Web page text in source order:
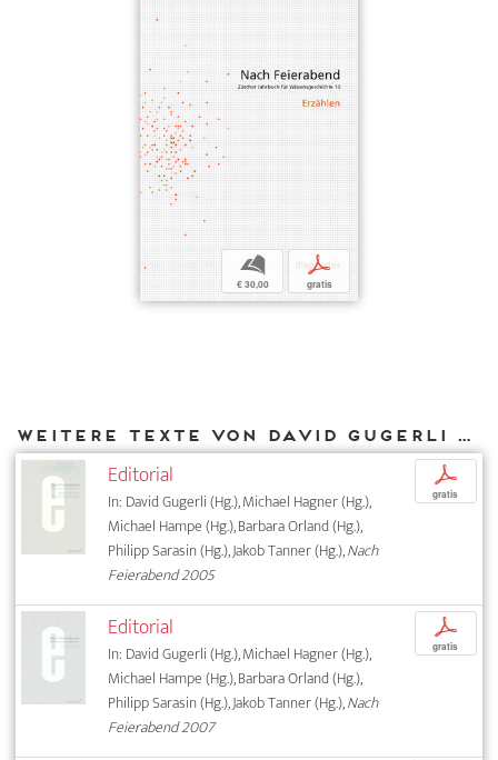
b
€ 30,00
p
gratis
Weitere Texte von David Gugerli bei DIAPHANES
Editorial
In: David Gugerli (Hg.), Michael Hagner (Hg.),
Michael Hampe (Hg.), Barbara Orland (Hg.),
Philipp Sarasin (Hg.), Jakob Tanner (Hg.),Nach
Feierabend 2005
p
gratis
Editorial
In: David Gugerli (Hg.), Michael Hagner (Hg.),
Michael Hampe (Hg.), Barbara Orland (Hg.),
Philipp Sarasin (Hg.), Jakob Tanner (Hg.),Nach
Feierabend 2007
p
gratis